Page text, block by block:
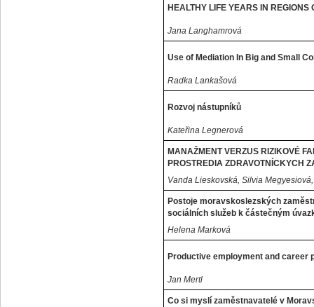
HEALTHY LIFE YEARS IN REGIONS
Jana Langhamrová
Use of Mediation In Big and Small
Radka Lankašová
Rozvoj nástupníků
Kateřina Legnerová
MANAŽMENT VERZUS RIZIKOVÉ
PROSTREDIA ZDRAVOTNÍCKYCH
Vanda Lieskovská, Silvia
Postoje moravskoslezských
sociálních služeb k částečným
Helena Marková
Productive employment and career
Jan Mertl
Co si myslí zaměstnavatelé v